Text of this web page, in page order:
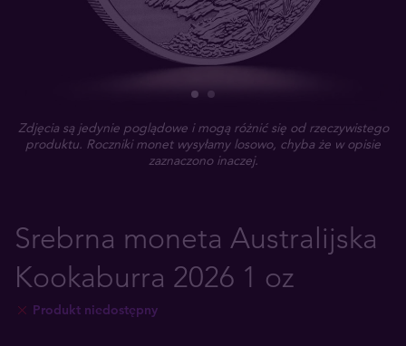
Zdjęcia są jedynie poglądowe i mogą różnić się od rzeczywistego
produktu. Roczniki monet wysyłamy losowo, chyba że w opisie
zaznaczono inaczej.
Srebrna moneta Australijska
Kookaburra 2026 1 oz
Produkt niedostępny